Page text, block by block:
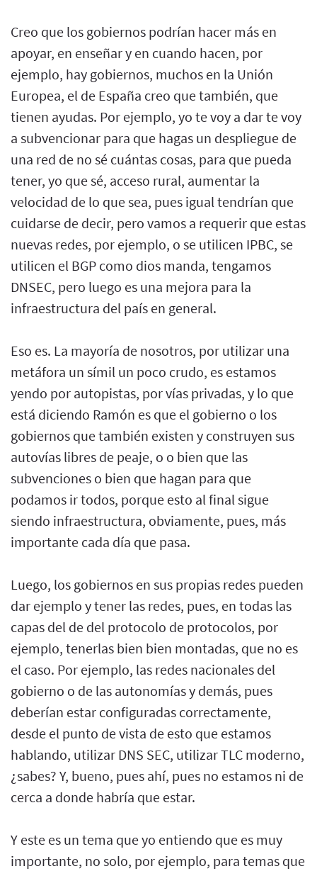
Creo que los gobiernos podrían hacer más en
apoyar, en enseñar y en cuando hacen, por
ejemplo, hay gobiernos, muchos en la Unión
Europea, el de España creo que también, que
tienen ayudas. Por ejemplo, yo te voy a dar te voy
a subvencionar para que hagas un despliegue de
una red de no sé cuántas cosas, para que pueda
tener, yo que sé, acceso rural, aumentar la
velocidad de lo que sea, pues igual tendrían que
cuidarse de decir, pero vamos a requerir que estas
nuevas redes, por ejemplo, o se utilicen IPBC, se
utilicen el BGP como dios manda, tengamos
DNSEC, pero luego es una mejora para la
infraestructura del país en general.
Eso es. La mayoría de nosotros, por utilizar una
metáfora un símil un poco crudo, es estamos
yendo por autopistas, por vías privadas, y lo que
está diciendo Ramón es que el gobierno o los
gobiernos que también existen y construyen sus
autovías libres de peaje, o o bien que las
subvenciones o bien que hagan para que
podamos ir todos, porque esto al final sigue
siendo infraestructura, obviamente, pues, más
importante cada día que pasa.
Luego, los gobiernos en sus propias redes pueden
dar ejemplo y tener las redes, pues, en todas las
capas del de del protocolo de protocolos, por
ejemplo, tenerlas bien bien montadas, que no es
el caso. Por ejemplo, las redes nacionales del
gobierno o de las autonomías y demás, pues
deberían estar configuradas correctamente,
desde el punto de vista de esto que estamos
hablando, utilizar DNS SEC, utilizar TLC moderno,
¿sabes? Y, bueno, pues ahí, pues no estamos ni de
cerca a donde habría que estar.
Y este es un tema que yo entiendo que es muy
importante, no solo, por ejemplo, para temas que